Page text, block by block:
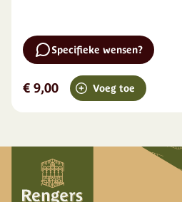
Specifieke wensen?
€ 9,00 Voeg toe